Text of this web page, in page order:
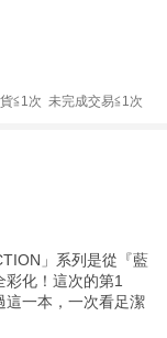
≦1次 未完成交易≦1次
」系列是從『藍
彩化！這次的第1
這一本，一次看足潔